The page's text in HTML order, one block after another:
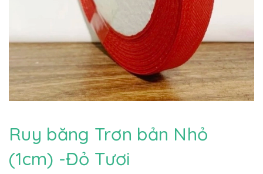
Ruy băng Trơn bản Nhỏ
(1cm) -Đỏ Tươi